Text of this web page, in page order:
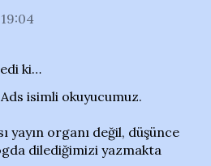
ki…
Ads isimli okuyucumuz.
yayın organı değil, düşünce
dilediğimizi yazmakta